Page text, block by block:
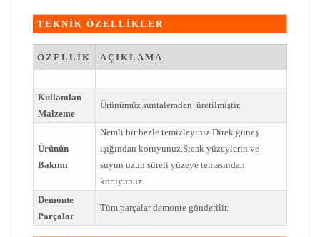
TEKNİK ÖZELLİKLER
ÖZELLİK AÇIKLAMA
Kullanılan
Malzeme
Ürünümüz suntalemden üretilmiştir.
Ürünün
Bakımı
Nemli bir bezle temizleyiniz.Direk güneş
ışığından koruyunuz.Sıcak yüzeylerin ve
suyun uzun süreli yüzeye temasından
koruyunuz.
Demonte
Parçalar
Tüm parçalar demonte gönderilir.